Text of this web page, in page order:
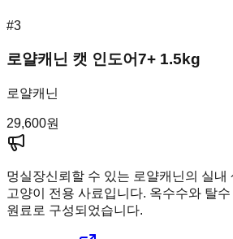
#3
로얄캐닌 캣 인도어7+ 1.5kg
로얄캐닌
29,600원
멍실장신뢰할 수 있는 로얄캐닌의 실내
고양이 전용 사료입니다. 옥수수와 탈
원료로 구성되었습니다.